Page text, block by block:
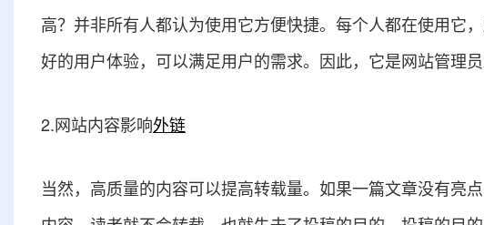
高？并非所有人都认为使用它方便快捷。每个人都在使用它
好的用户体验，可以满足用户的需求。因此，它是网站管理
2.网站内容影响外链
当然，高质量的内容可以提高转载量。如果一篇文章没有亮